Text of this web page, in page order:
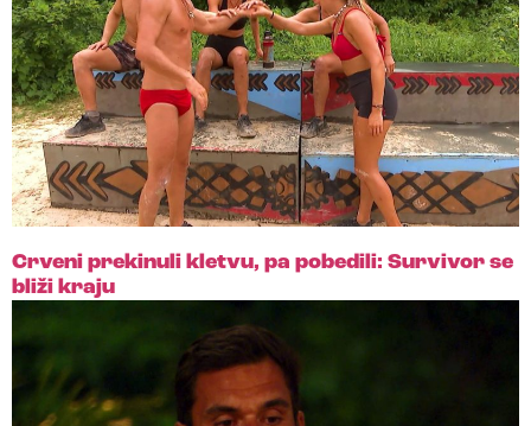
Crveni prekinuli kletvu, pa pobedili: Survivor se
bliži kraju